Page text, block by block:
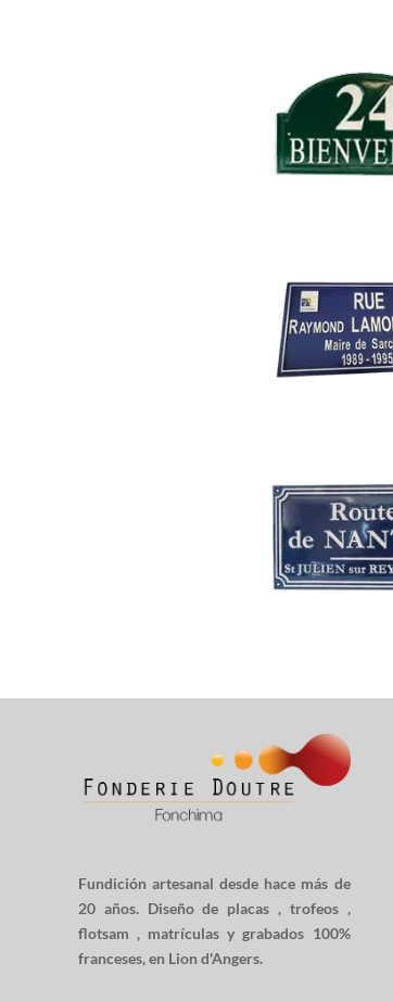
Fundición artesanal desde hace más de
20 años. Diseño de placas , trofeos ,
flotsam, matrículas y grabados 100%
franceses, en Lion d'Angers.